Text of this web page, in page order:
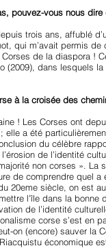
pouvez-vous nous
trois ans, affublé
qui m’avait permis
de la diaspora !
(2009), dans lesquels
à la croisée des
! Les Corses ont
a été
du célèbre
de l’identité
non corses ».
de comprendre quel
20eme siècle, on est
l’île dans la
de l’identité
corse s’est en
on (encore) sauver
économique